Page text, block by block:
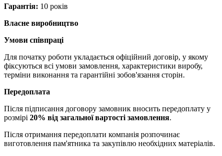
Гарантія: 10 років
Власне виробництво
Умови співпраці
Для початку роботи укладається офіційний договір, у якому
фіксуються всі умови замовлення, характеристики виробу,
терміни виконання та гарантійні зобов'язання сторін.
Передоплата
Після підписання договору замовник вносить передоплату у
розмірі 20% від загальної вартості замовлення.
Після отримання передоплати компанія розпочинає
виготовлення пам'ятника та закупівлю необхідних матеріалів.